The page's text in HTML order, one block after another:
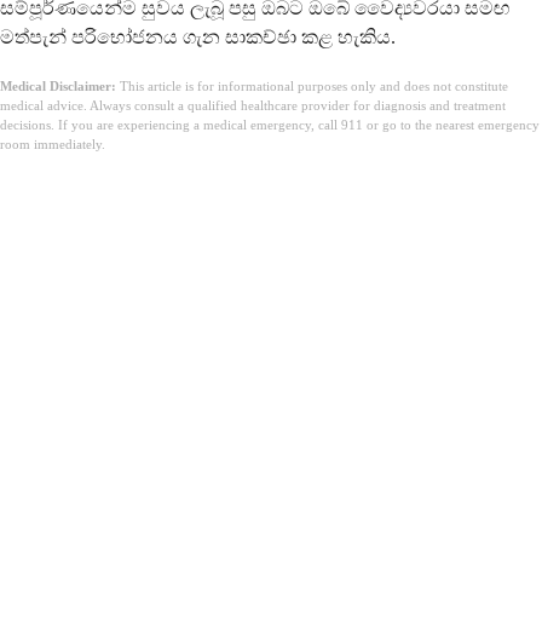
සම්පූර්ණයෙන්ම සුවය ලැබූ පසු ඔබට ඔබේ වෛද්‍යවරයා සමඟ
මත්පැන් පරිභෝජනය ගැන සාකච්ඡා කළ හැකිය.
Medical Disclaimer: This article is for informational purposes only and does not constitute
medical advice. Always consult a qualified healthcare provider for diagnosis and treatment
decisions. If you are experiencing a medical emergency, call 911 or go to the nearest emergency
room immediately.